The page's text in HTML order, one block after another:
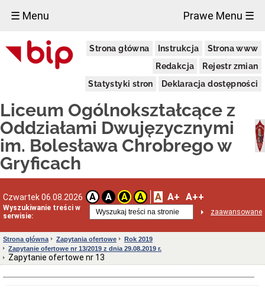
☰ Menu Prawe Menu ☰
Strona główna Instrukcja
Strona www
Redakcja
Rejestr zmian
Statystyki stron
Deklaracja dostępności
Liceum Ogólnokształcące z
Oddziałami Dwujęzycznymi
im. Bolesława Chrobrego w
Gryficach
Czwartek 06.08.2026 A A A A A A+ A++
Wyszukiwanie treści w
serwisie:
zaawansowane
Liceum
Ogólnokształcące
im.
Adres
szkoły
Dyrektor
INFORMACJA
ADMINISTRATORA
DLA
UCZNIÓW
RODZICÓW
(RODO)
Sprawozdania
finansowe
jednostki
Deklaracja
dostępności
Raport
Strona główna Zapytania ofertowe
Rok 2019
Zapytanie ofertowe nr 13/2019 z dnia 29.08.2019 r.
Zapytanie ofertowe nr 13
×